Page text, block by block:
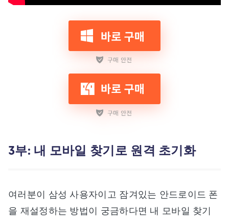
3부: 내 모바일 찾기로 원격 초기화
여러분이 삼성 사용자이고 잠겨있는 안드로이드 폰
을 재설정하는 방법이 궁금하다면 내 모바일 찾기